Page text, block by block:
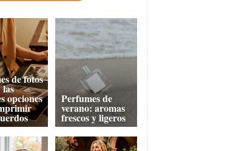
de fotos
opciones Perfumes de
verano: aromas
frescos y ligeros